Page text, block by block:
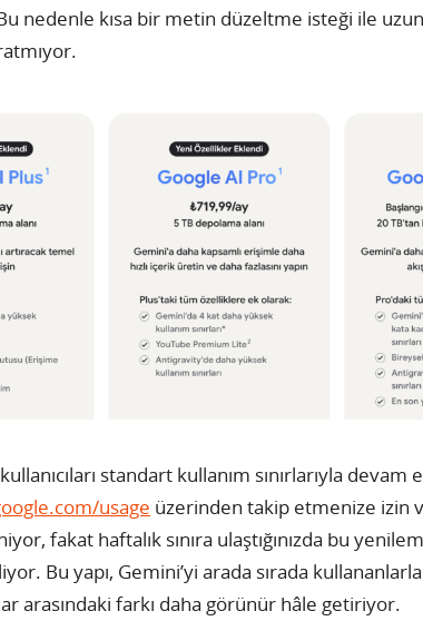
nedenle kısa bir metin düzeltme isteği ile
standart kullanım sınırlarıyla devam
usage üzerinden takip etmenize izin
fakat haftalık sınıra ulaştığınızda bu
Bu yapı, Gemini’yi arada sırada
arasındaki farkı daha görünür hâle getiriyor.